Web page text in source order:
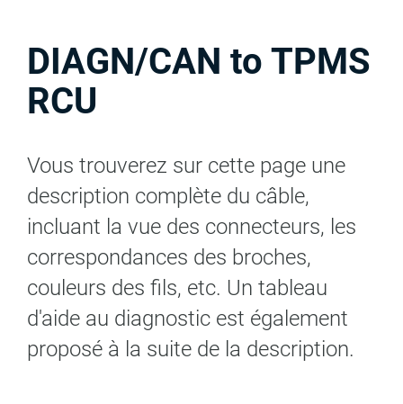
DIAGN/CAN to TPMS
RCU
Vous trouverez sur cette page une
description complète du câble,
incluant la vue des connecteurs, les
correspondances des broches,
couleurs des fils, etc. Un tableau
d'aide au diagnostic est également
proposé à la suite de la description.